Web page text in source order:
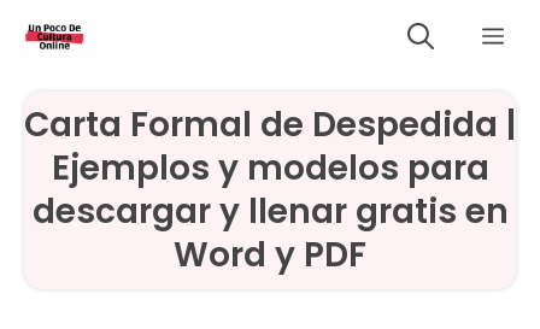
Saltar
Carta Formal de Despedida |
Ejemplos y modelos para
descargar y llenar gratis en
Word y PDF